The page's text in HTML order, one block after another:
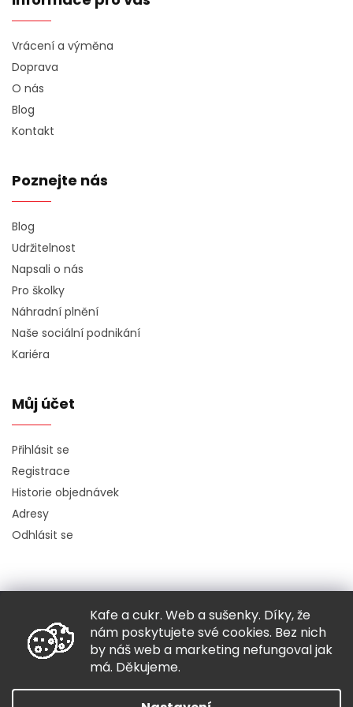
Kafe a cukr. Web a sušenky. Díky, že
nám poskytujete své cookies. Bez nich
by náš web a marketing nefungoval jak
má. Děkujeme.
Vrácení a výměna
Doprava
O nás
Blog
Kontakt
Poznejte nás
Blog
Udržitelnost
Napsali o nás
Pro školky
Náhradní plnění
Naše sociální podnikání
Kariéra
Můj účet
Přihlásit se
Registrace
Historie objednávek
Adresy
Odhlásit se
Copyright 2026Hugo chodí bos. Všechna práva vyhrazena.
Grafický návrh vytvořil a nakódovalShoptak.cz